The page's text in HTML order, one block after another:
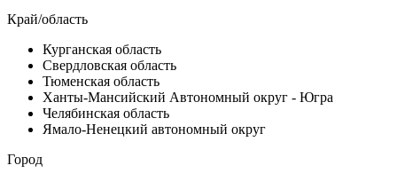
Край/область
Курганская область
Свердловская область
Тюменская область
Ханты-Мансийский Автономный округ - Югра
Челябинская область
Ямало-Ненецкий автономный округ
Город